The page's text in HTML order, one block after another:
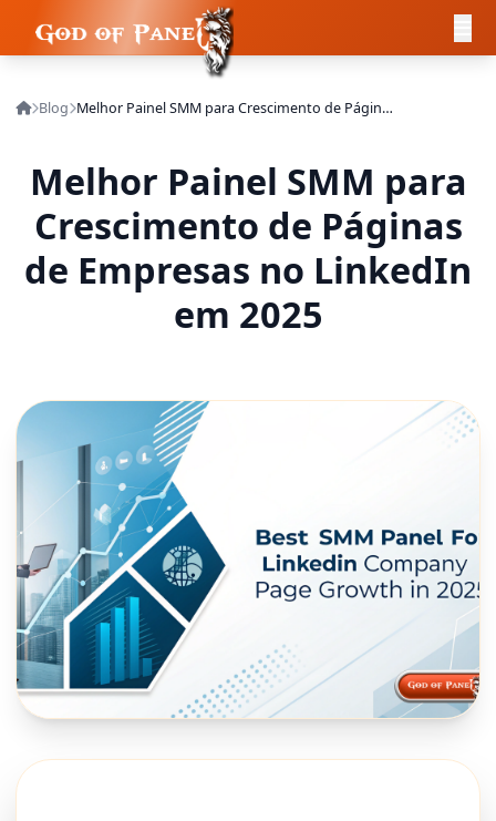
Blog Melhor Painel SMM para Crescimento de Páginas de Empresas no LinkedIn em 2025
Melhor Painel SMM para
Crescimento de Páginas
de Empresas no LinkedIn
em 2025